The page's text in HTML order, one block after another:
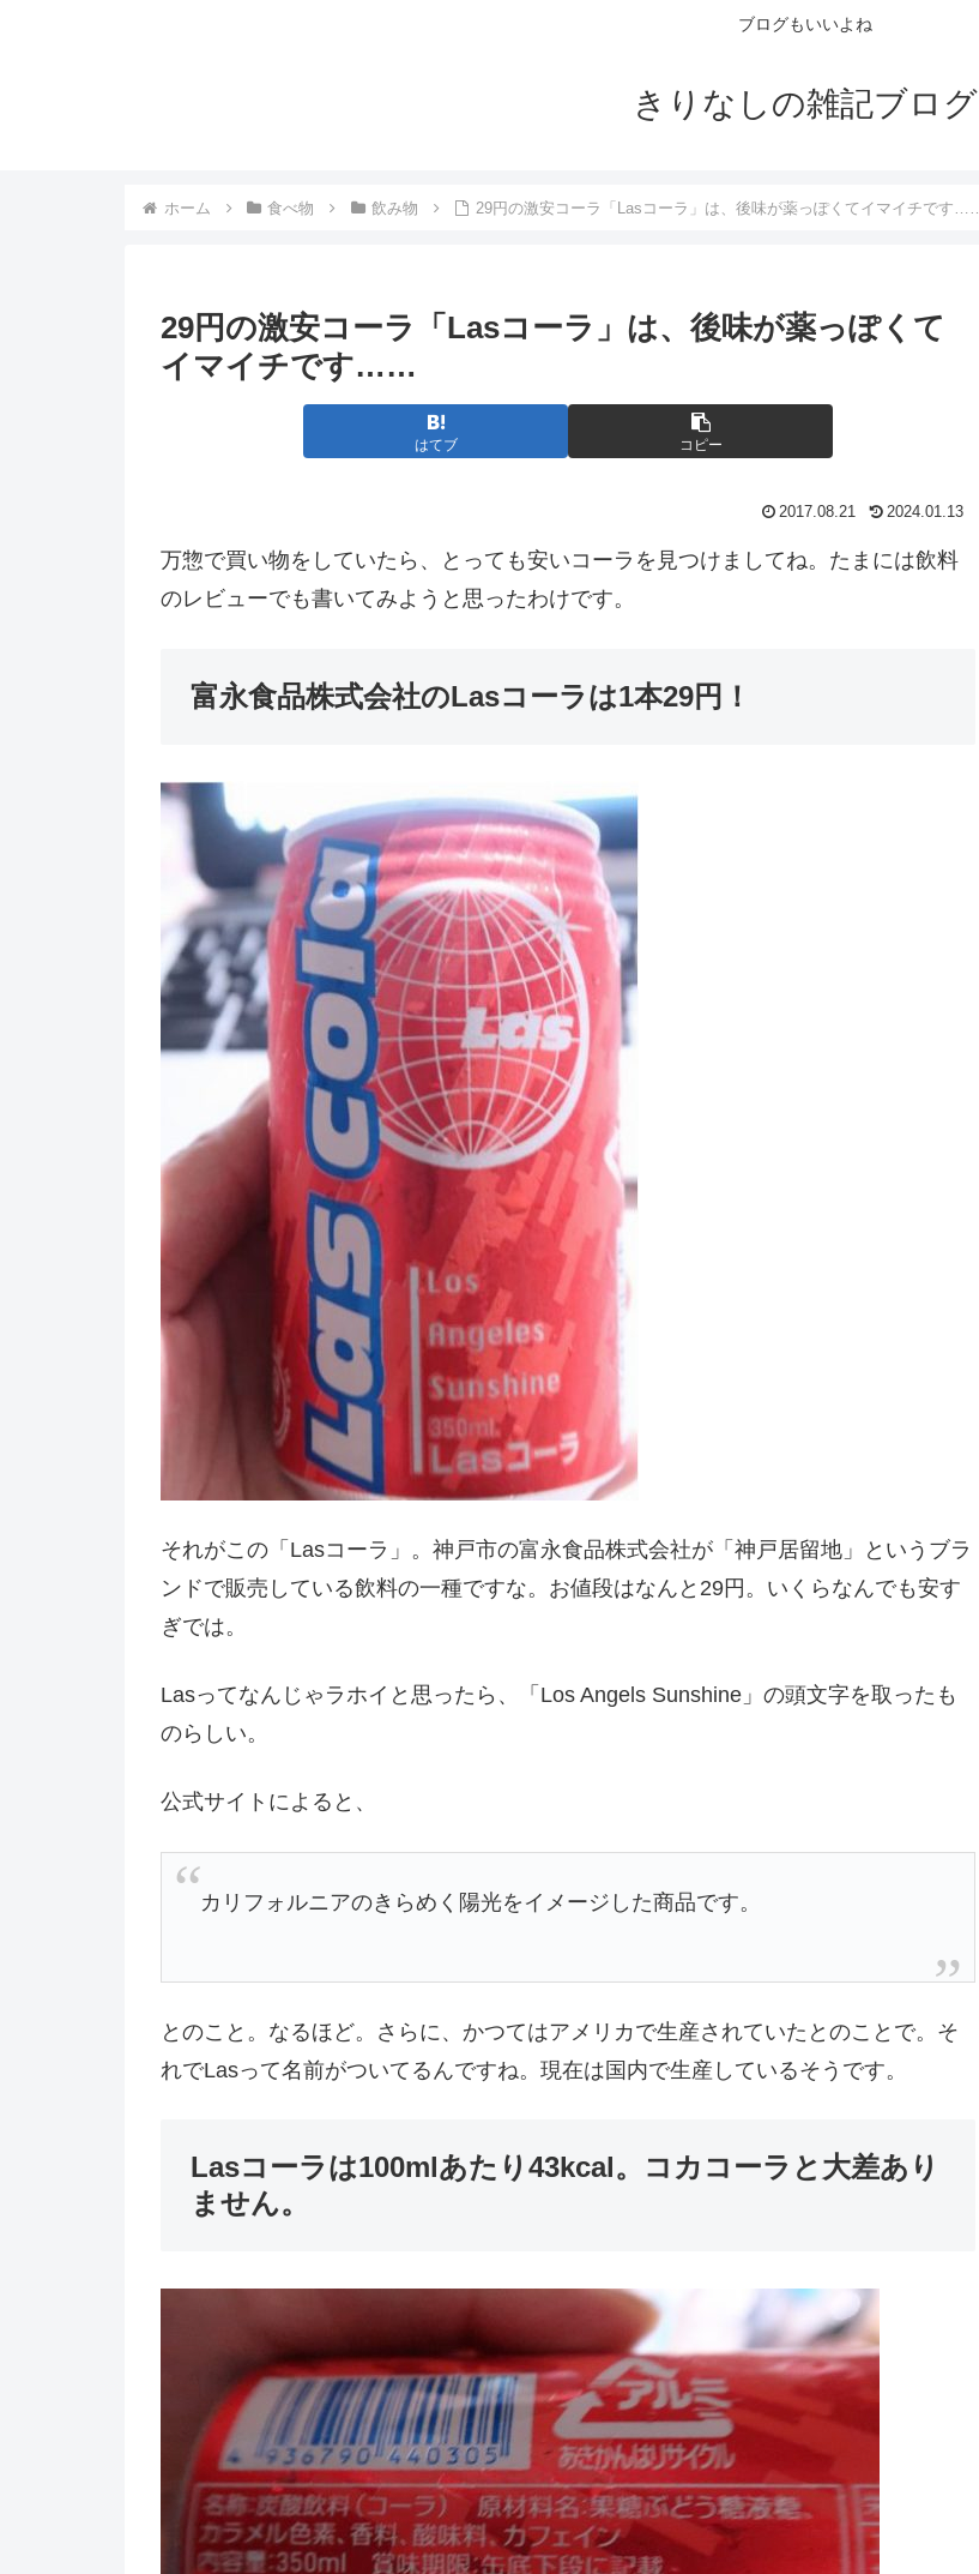
ブログもいいよね
きりなしの雑記ブログ
ホーム 食べ物 飲み物 29円の激安コーラ「Lasコーラ」は、後味が薬っぽくてイマイチです……
29円の激安コーラ「Lasコーラ」は、後味が薬っぽくて
イマイチです……
はてブ コピー
2017.08.21 2024.01.13
万惣で買い物をしていたら、とっても安いコーラを見つけましてね。たまには飲料
のレビューでも書いてみようと思ったわけです。
富永食品株式会社のLasコーラは1本29円！
それがこの「Lasコーラ」。神戸市の富永食品株式会社が「神戸居留地」というブラ
ンドで販売している飲料の一種ですな。お値段はなんと29円。いくらなんでも安す
ぎでは。
Lasってなんじゃラホイと思ったら、「Los Angels Sunshine」の頭文字を取ったも
のらしい。
公式サイトによると、
カリフォルニアのきらめく陽光をイメージした商品です。
とのこと。なるほど。さらに、かつてはアメリカで生産されていたとのことで。そ
れでLasって名前がついてるんですね。現在は国内で生産しているそうです。
Lasコーラは100mlあたり43kcal。コカコーラと大差あり
ません。